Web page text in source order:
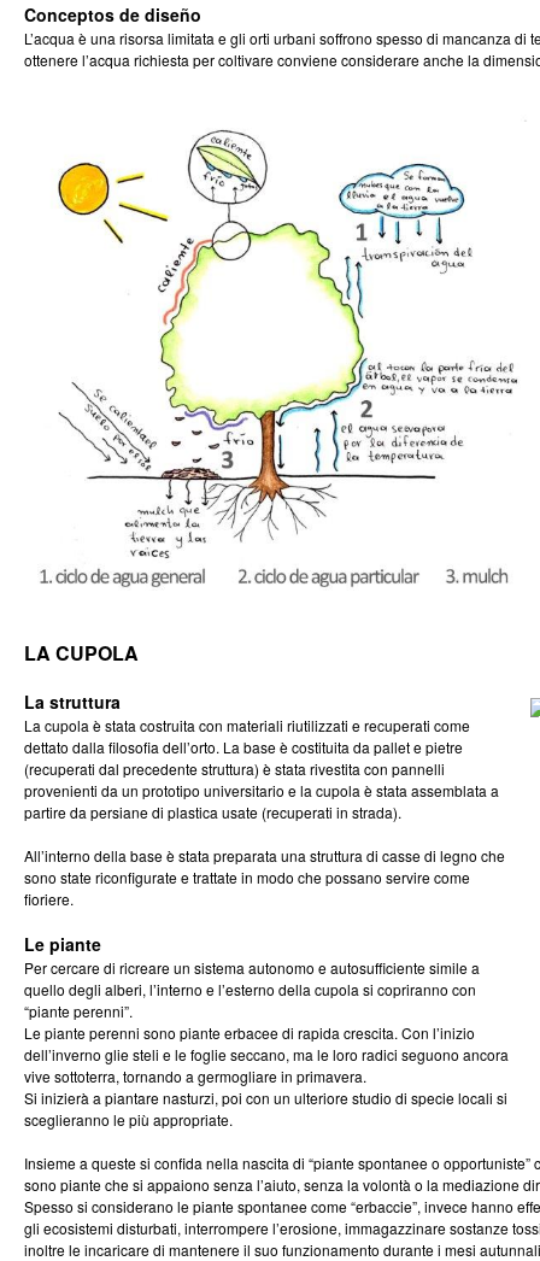
Conceptos de diseño
L’acqua è una risorsa limitata e gli orti urbani soffrono spesso di mancanza
ottenere l’acqua richiesta per coltivare conviene considerare anche la
LA CUPOLA
La struttura
La cupola è stata costruita con materiali riutilizzati e recuperati come
dettato dalla filosofia dell’orto. La base è costituita da pallet e pietre
(recuperati dal precedente struttura) è stata rivestita con pannelli
provenienti da un prototipo universitario e la cupola è stata assemblata a
partire da persiane di plastica usate (recuperati in strada).
All’interno della base è stata preparata una struttura di casse di legno che
sono state riconfigurate e trattate in modo che possano servire come
fioriere.
Le piante
Per cercare di ricreare un sistema autonomo e autosufficiente simile a
quello degli alberi, l’interno e l’esterno della cupola si copriranno con
“piante perenni”.
Le piante perenni sono piante erbacee di rapida crescita. Con l’inizio
dell’inverno glie steli e le foglie seccano, ma le loro radici seguono ancora
vive sottoterra, tornando a germogliare in primavera.
Si inizierà a piantare nasturzi, poi con un ulteriore studio di specie locali si
sceglieranno le più appropriate.
Insieme a queste si confida nella nascita di “piante spontanee o
sono piante che si appaiono senza l’aiuto, senza la volontà o la mediazione
Spesso si considerano le piante spontanee come “erbaccie”, invece hanno
gli ecosistemi disturbati, interrompere l’erosione, immagazzinare sostanze
inoltre le incaricare di mantenere il suo funzionamento durante i mesi